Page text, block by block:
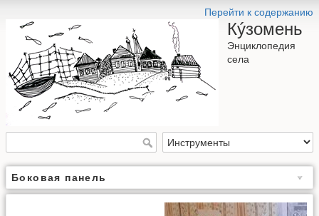
Перейти к содержанию
Кýзомень
Энциклопедия
села
Боковая панель